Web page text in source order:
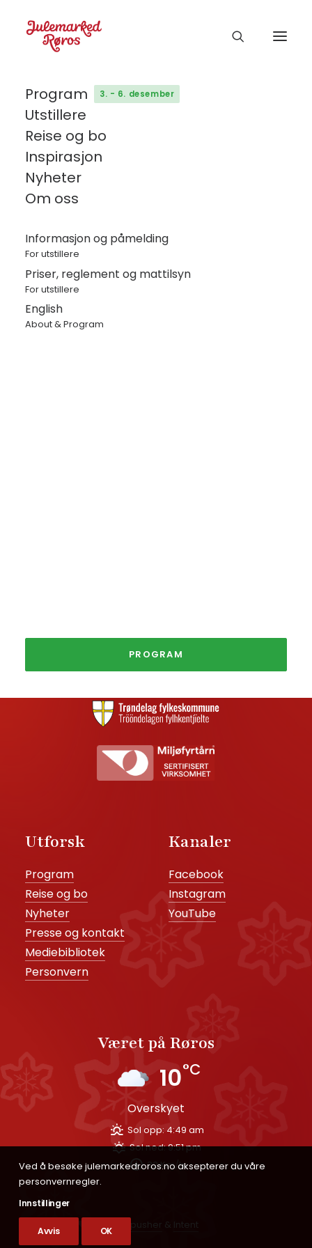
Program 3. - 6. desember
Utstillere
Reise og bo
Inspirasjon
Nyheter
Om oss
Informasjon og påmelding
For utstillere
Priser, reglement og mattilsyn
For utstillere
English
About & Program
PROGRAM
Fotokonkurranse
287
Nedlastinger
Last ned nå!
Peder Hiortgata 2, 7374 Røros
post@julemarkedroros.no
Kontaktskjema
Utforsk
Program
Reise og bo
Nyheter
Presse og kontakt
Mediebibliotek
Personvern
Kanaler
Facebook
Instagram
YouTube
Været på Røros
10°C
overskyet
32 Km/h
Sol opp: 4:49 am
Sol ned:9:51 pm
Laget med pikselpusher & Intent
Ved å besøke julemarkedroros.no aksepterer du våre
person­vern­regler.
Innstillinger
Avvis OK